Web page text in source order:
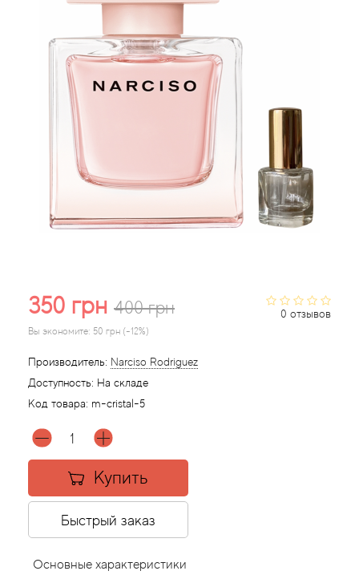
0 отзывов
350 грн 400 грн
Вы экономите: 50 грн (-12%)
Производитель: Narciso Rodriguez
Доступность: На складе
Код товара: m-сristal-5
Купить
Быстрый заказ
Основные характеристики
Acqua di Parma
Acqua di Sardegna
Aedes de Venustas
Agatha Ruiz de la Prada
Agent Provocateur
Agonist
Aigner
Aj Arabia (Widian)
Al Haramain